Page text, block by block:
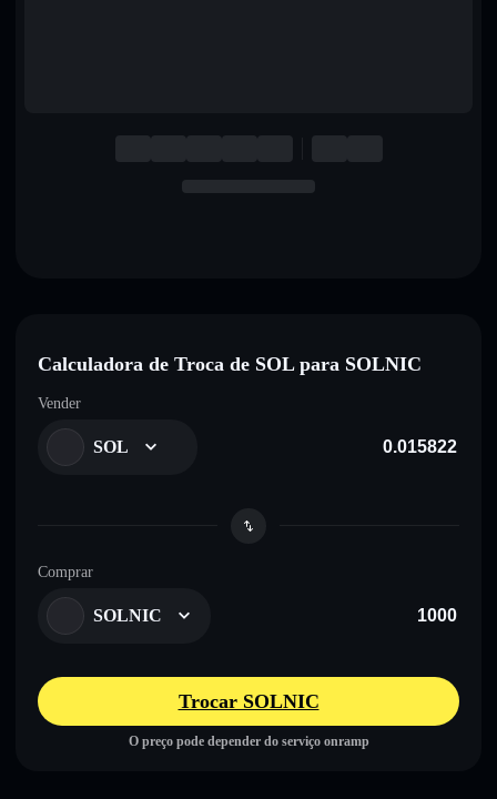
Calculadora de Troca de SOL para SOLNIC
Vender
SOL
Comprar
SOLNIC
Trocar SOLNIC
O preço pode depender do serviço onramp